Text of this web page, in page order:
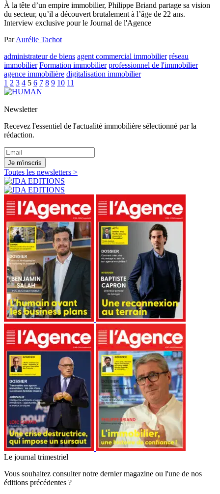
À la tête d’un empire immobilier, Philippe Briand partage sa vision
du secteur, qu’il a découvert brutalement à l’âge de 22 ans.
Interview exclusive pour le Journal de l'Agence
ParAurélie Tachot
administrateur de biens agent commercial immobilier réseau
immobilier Formation immobilier professionnel de l'immobilier
agence immobilière digitalisation immobilier
1 2 3 4 5 6 7 8 9 10 11
Newsletter
Recevez l'essentiel de l'actualité immobilière sélectionné par la
rédaction.
Je m'inscris
Toutes les newsletters >
Le journal trimestriel
Vous souhaitez consulter notre dernier magazine ou l'une de nos
éditions précédentes ?